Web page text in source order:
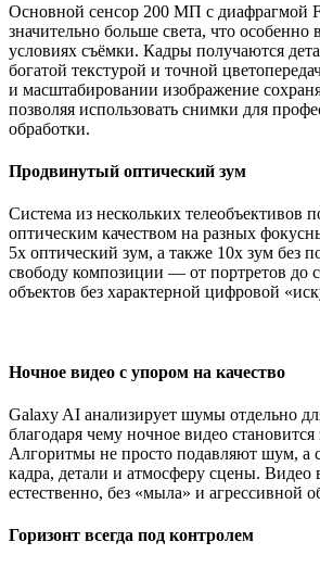
Основной сенсор 200 МП с диафрагмой
значительно больше света, что
условиях съёмки. Кадры получаются
богатой текстурой и точной
и масштабировании изображение
позволяя использовать снимки для
обработки.
Продвинутый оптический зум
Система из нескольких телеобъективов
оптическим качеством на разных
5x оптический зум, а также 10x зум без
свободу композиции — от портретов до
объектов без характерной цифровой
Ночное видео с упором на качество
Galaxy AI анализирует шумы отдельно
благодаря чему ночное видео
Алгоритмы не просто подавляют шум, а
кадра, детали и атмосферу сцены. Видео
естественно, без «мыла» и агрессивной
Горизонт всегда под контролем